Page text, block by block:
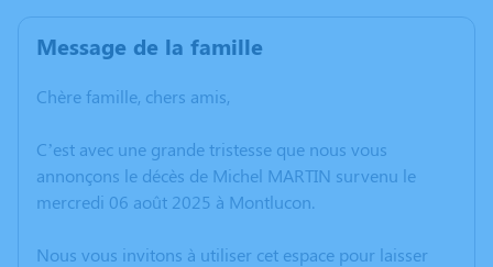
Message de la famille
Chère famille, chers amis,
C’est avec une grande tristesse que nous vous
annonçons le décès de Michel MARTIN survenu le
mercredi 06 août 2025 à Montlucon.
Nous vous invitons à utiliser cet espace pour laisser